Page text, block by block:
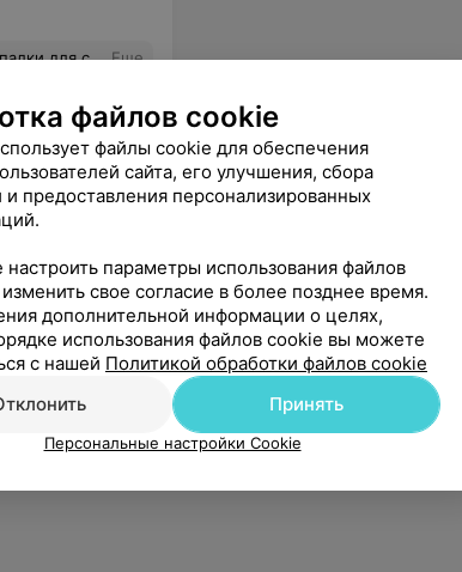
копить и копить. Непрофессионализм или мошенничество? Минчуки скушают все? Еще
файлов cookie
файлы cookie для обеспечения
сайта, его улучшения, сбора
и предоставления персонализированных
параметры использования файлов
свое согласие в более позднее время.
дополнительной информации о целях,
использования файлов cookie вы можете
с нашей Политикой обработки файлов cookie
Принять
Персональные настройки Cookie